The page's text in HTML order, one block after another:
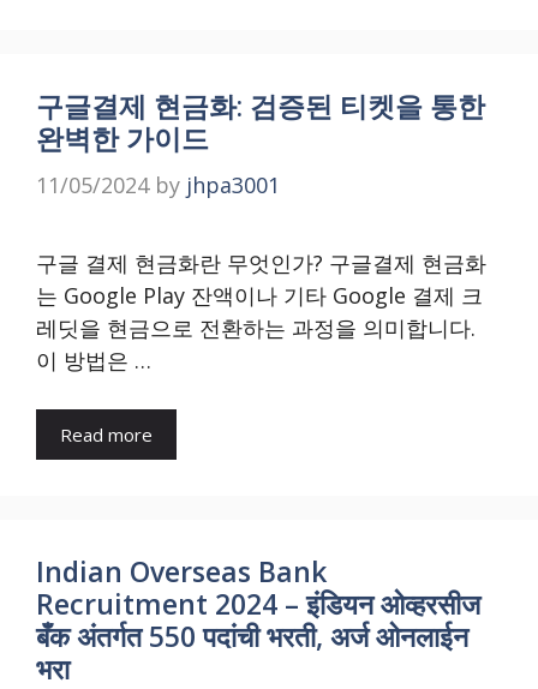
구글결제 현금화: 검증된 티켓을 통한
완벽한 가이드
11/05/2024 by jhpa3001
구글 결제 현금화란 무엇인가? 구글결제 현금화
는 Google Play 잔액이나 기타 Google 결제 크
레딧을 현금으로 전환하는 과정을 의미합니다.
이 방법은 …
Read more
Indian Overseas Bank
Recruitment 2024 – इंडियन ओव्हरसीज
बँक अंतर्गत 550 पदांची भरती, अर्ज ओनलाईन
भरा